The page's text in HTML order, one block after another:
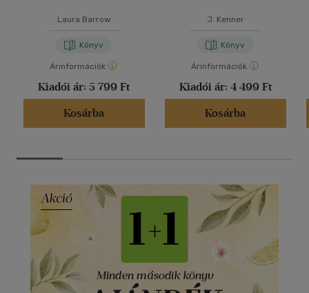
Laura Barrow
Könyv
Árinformációk
Kiadói ár: 5 799 Ft
Kosárba
J. Kenner
Könyv
Árinformációk
Kiadói ár: 4 499 Ft
Kosárba